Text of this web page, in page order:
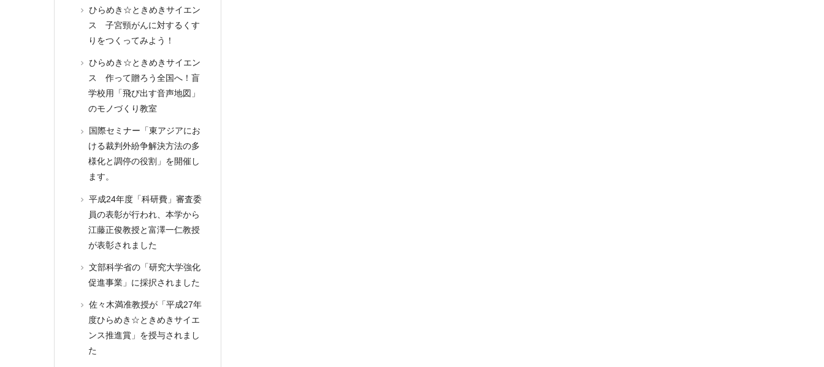
ひらめき☆ときめきサイエン
ス 子宮頸がんに対するくす
りをつくってみよう！
ひらめき☆ときめきサイエン
ス 作って贈ろう全国へ！盲
学校用「飛び出す音声地図」
のモノづくり教室
国際セミナー「東アジアにお
ける裁判外紛争解決方法の多
様化と調停の役割」を開催し
ます。
平成24年度「科研費」審査委
員の表彰が行われ、本学から
江藤正俊教授と富澤一仁教授
が表彰されました
文部科学省の「研究大学強化
促進事業」に採択されました
佐々木満准教授が「平成27年
度ひらめき☆ときめきサイエ
ンス推進賞」を授与されまし
た